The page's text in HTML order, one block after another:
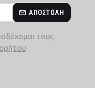
ΑΠΟΣΤΟΛΉ
τους